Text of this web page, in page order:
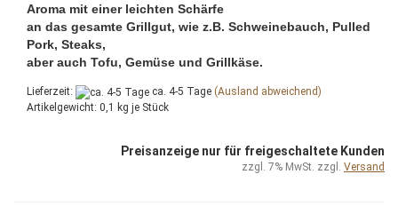
Aroma mit einer leichten Schärfe
an das gesamte Grillgut, wie z.B. Schweinebauch, Pulled
Pork, Steaks,
aber auch Tofu, Gemüse und Grillkäse.
Lieferzeit: ca. 4-5 Tage (Ausland abweichend)
Artikelgewicht: 0,1 kg je Stück
Preisanzeige nur für freigeschaltete Kunden
zzgl. 7% MwSt. zzgl. Versand